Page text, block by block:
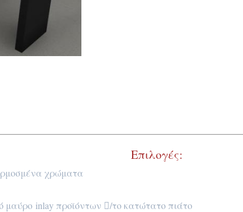
Επιλογές:
χρώματα
μαύρο inlay προϊόντων /το κατώτατο πιάτο